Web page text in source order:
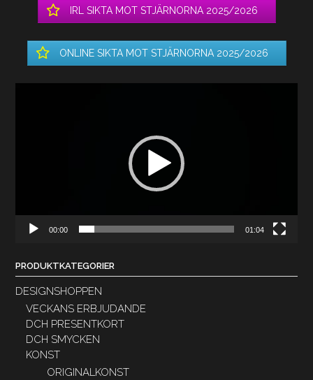
IRL SIKTA MOT STJÄRNORNA 2025/2026
ONLINE SIKTA MOT STJÄRNORNA 2025/2026
00:00 01:04
PRODUKTKATEGORIER
DESIGNSHOPPEN
VECKANS ERBJUDANDE
DCH PRESENTKORT
DCH SMYCKEN
KONST
ORIGINALKONST